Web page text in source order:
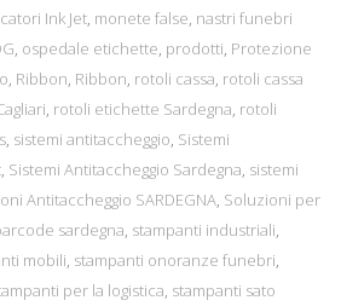
Ink Jet, monete false, nastri funebri
, ospedale etichette, prodotti, Protezione
, Ribbon, Ribbon, rotoli cassa, rotoli cassa
, rotoli etichette Sardegna, rotoli
, sistemi antitaccheggio, Sistemi
, Sistemi Antitaccheggio Sardegna, sistemi
Antitaccheggio SARDEGNA, Soluzioni per
sardegna, stampanti industriali,
mobili, stampanti onoranze funebri,
per la logistica, stampanti sato